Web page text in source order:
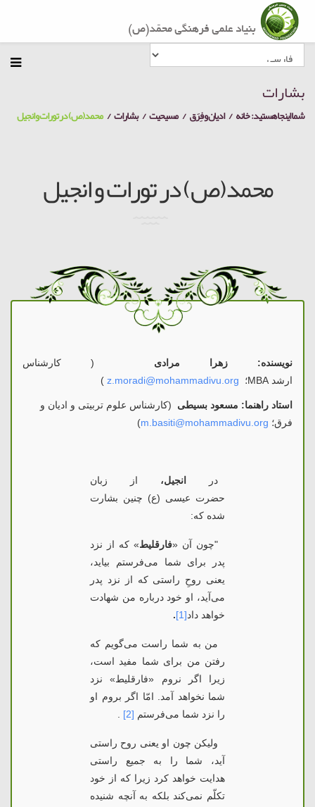
بشارات
شما اینجا هستید:خانه ادیان و فِرَق مسیحیت بشارات محمد(ص) در تورات و انجیل
محمد(ص) در تورات و انجیل
نویسنده: زهرا مرادی ( کارشناس
ارشد MBA؛ z.moradi@mohammadivu.org
)
استاد راهنما: مسعود بسیطی
(کارشناس علوم تربیتی و ادیان و
فرق؛ m.basiti@mohammadivu.org
)
در انجیل، از زبان
حضرت عیسی (ع) چنین بشارت
شده که:
"چون آن «فارقلیط» که از نزد
پدر برای شما می‌فرستم بیاید،
یعنی روحِ راستی که از نزد پدر
می‌آید، او خود درباره‌ من شهادت
خواهد داد[1]
.
من به شما راست می‌گویم که
رفتن من برای شما مفید است،
زیرا اگر نروم «فارقلیط» نزد
شما نخواهد آمد. امّا اگر بروم او
را نزد شما می‌فرستم [2]
ولیكن چون او یعنی روح راستی
آید، شما را به جمیع راستی
هدایت خواهد كرد زیرا كه از خود
تكلّم نمی‌كند بلكه به آنچه شنیده